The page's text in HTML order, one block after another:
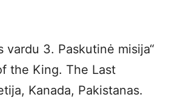
vardu 3. Paskutinė misija“
the King. The Last
Kanada, Pakistanas.